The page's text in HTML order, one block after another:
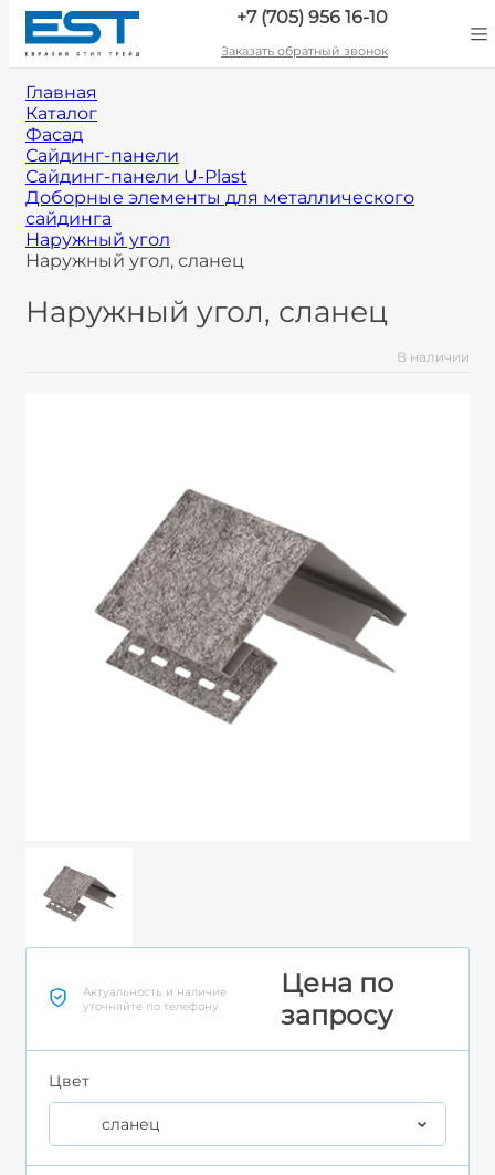
+7 (705) 956 16-10
Заказать обратный звонок
Главная
Каталог
Фасад
Сайдинг-панели
Сайдинг-панели U-Plast
Доборные элементы для металлического
сайдинга
Наружный угол
Наружный угол, сланец
Наружный угол, сланец
В наличии
Актуальность и наличие
уточняйте по телефону
Цена по
запросу
Цвет
сланец